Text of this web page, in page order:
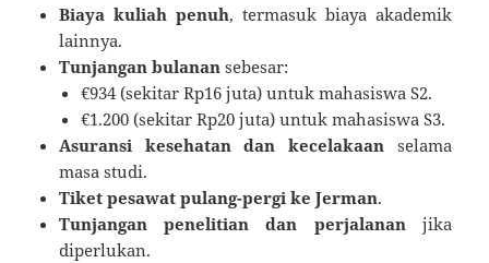
Biaya kuliah penuh, termasuk biaya akademik
lainnya.
Tunjangan bulanan sebesar:
€934 (sekitar Rp16 juta) untuk mahasiswa S2.
€1.200 (sekitar Rp20 juta) untuk mahasiswa S3.
Asuransi kesehatan dan kecelakaan selama
masa studi.
Tiket pesawat pulang-pergi ke Jerman.
Tunjangan penelitian dan perjalanan jika
diperlukan.